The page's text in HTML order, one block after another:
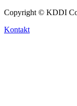
Copyright © KDDI
Kontakt